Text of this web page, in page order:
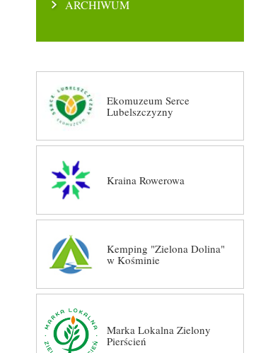
ARCHIWUM
Ekomuzeum Serce
Lubelszczyzny
Kraina Rowerowa
Kemping "Zielona Dolina"
w Kośminie
Marka Lokalna Zielony
Pierścień